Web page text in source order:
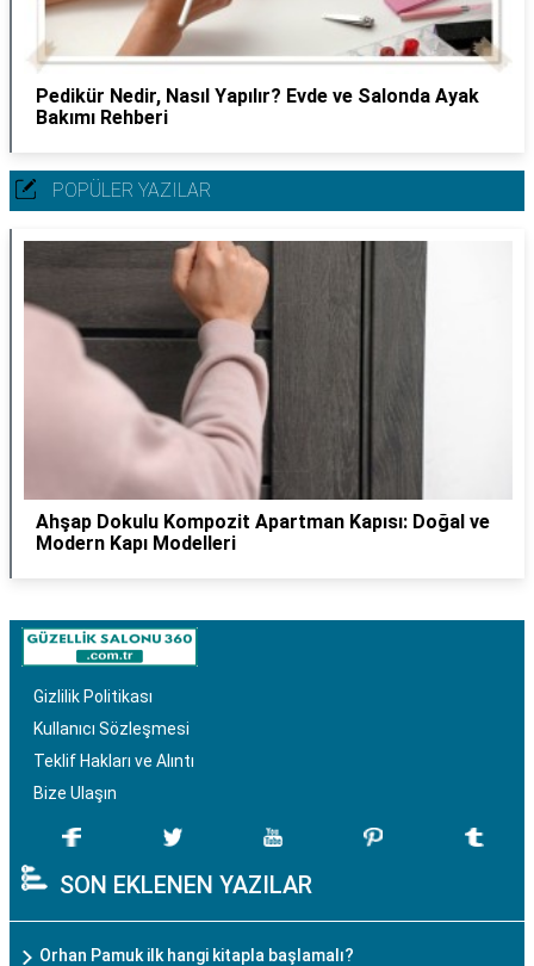
Pedikür Nedir, Nasıl Yapılır? Evde ve Salonda Ayak
Bakımı Rehberi
POPÜLER YAZILAR
Ahşap Dokulu Kompozit Apartman Kapısı: Doğal ve
Modern Kapı Modelleri
Gizlilik Politikası
Kullanıcı Sözleşmesi
Teklif Hakları ve Alıntı
Bize Ulaşın
SON EKLENEN YAZILAR
Orhan Pamuk ilk hangi kitapla başlamalı?